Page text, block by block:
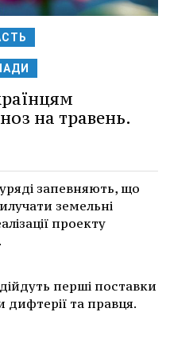
на травень.
запевняють, що
земельні
проекту
перші поставки
та правця.